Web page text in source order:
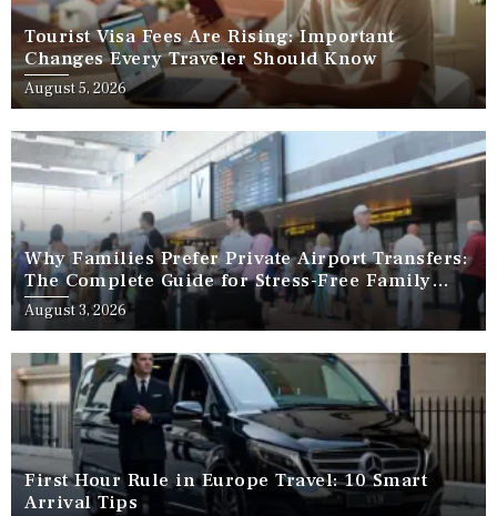
Tourist Visa Fees Are Rising: Important
Changes Every Traveler Should Know
August 5, 2026
Why Families Prefer Private Airport Transfers:
The Complete Guide for Stress-Free Family
Travel
August 3, 2026
First Hour Rule in Europe Travel: 10 Smart
Arrival Tips